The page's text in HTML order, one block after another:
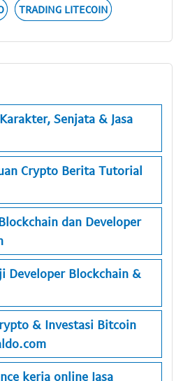
TRADING LITECOIN
Senjata & Jasa
Crypto Berita Tutorial
dan Developer
Developer Blockchain &
& Investasi Bitcoin
kerja online Jasa